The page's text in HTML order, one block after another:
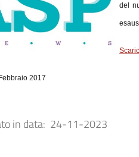
del
2017
in data: 24-11-2023